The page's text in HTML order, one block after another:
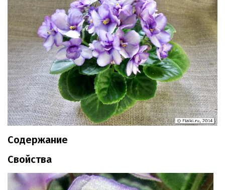
Содержание
Свойства